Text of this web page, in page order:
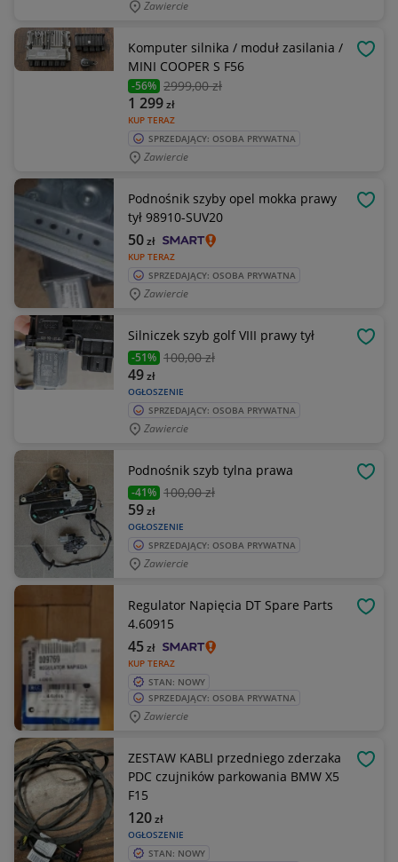
Zawiercie
Komputer silnika / moduł zasilania /
MINI COOPER S F56
-56% 2999,00 zł
KUP TERAZ
1 299zł
SPRZEDAJĄCY: OSOBA PRYWATNA
Zawiercie
Podnośnik szyby opel mokka prawy
tył 98910-SUV20
KUP TERAZ
50zł
SPRZEDAJĄCY: OSOBA PRYWATNA
Zawiercie
Silniczek szyb golf VIII prawy tył
-51% 100,00 zł
OGŁOSZENIE
49zł
SPRZEDAJĄCY: OSOBA PRYWATNA
Zawiercie
Podnośnik szyb tylna prawa
-41% 100,00 zł
OGŁOSZENIE
59zł
SPRZEDAJĄCY: OSOBA PRYWATNA
Zawiercie
Regulator Napięcia DT Spare Parts
4.60915
KUP TERAZ
45zł
STAN: NOWY
SPRZEDAJĄCY: OSOBA PRYWATNA
Zawiercie
ZESTAW KABLI przedniego zderzaka
PDC czujników parkowania BMW X5
F15
OGŁOSZENIE
120zł
STAN: NOWY